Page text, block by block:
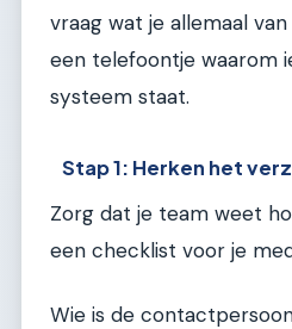
vraag wat je allemaal
een telefoontje waarom
systeem staat.
Stap 1: Herken het
Zorg dat je team weet
een checklist voor je
Wie is de